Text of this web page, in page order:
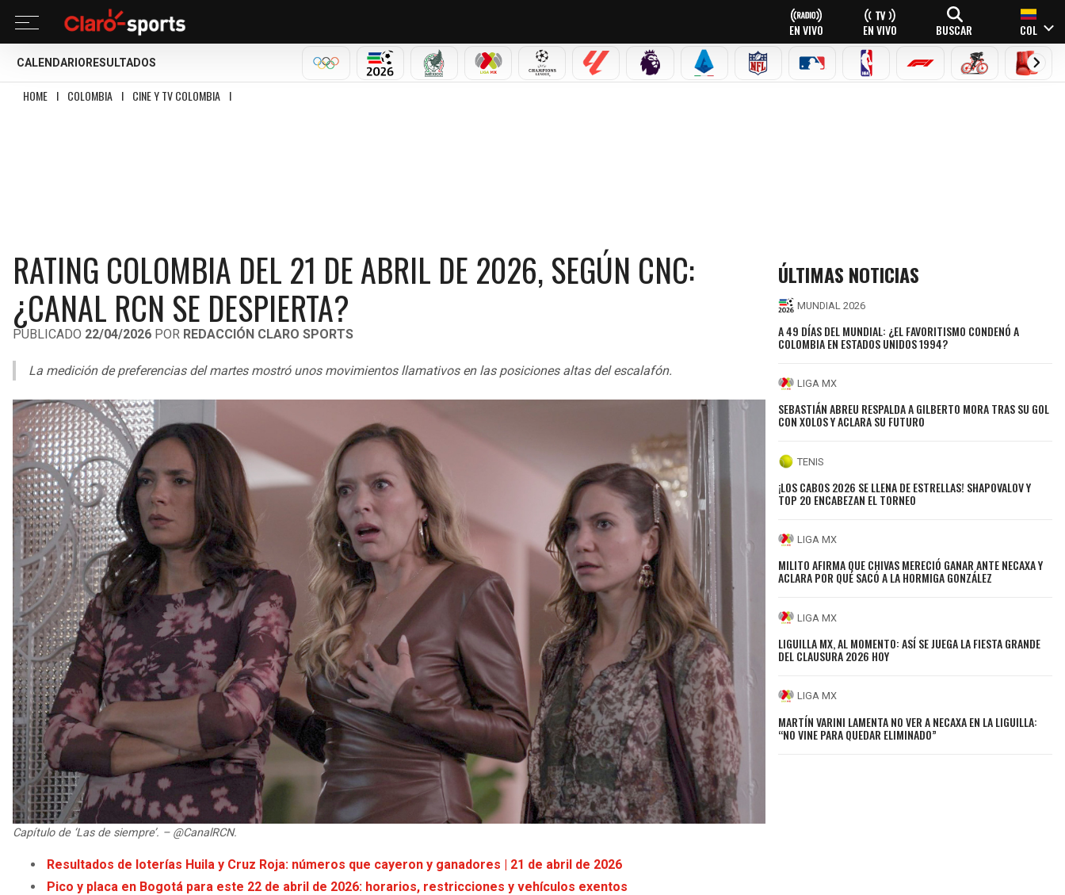
EN VIVO EN VIVO BUSCAR COL
CALENDARIO RESULTADOS
OLÍMPICOSMUNDIAL 2026SELECCIÓN MEXICANA
LIGA MX CHAMPIONS LEAGUE
LALIGA PREMIER LEAGUE
SERIE A NFL MLB NBA FÓRMULA 1CICLISMOBOXEO
HOME I COLOMBIA I CINE Y TV COLOMBIA I
RATING COLOMBIA DEL 21 DE ABRIL DE 2026, SEGÚN CNC:
¿CANAL RCN SE DESPIERTA?
PUBLICADO 22/04/2026 POR REDACCIÓN CLARO SPORTS
La medición de preferencias del martes mostró unos movimientos llamativos en las posiciones altas del escalafón.
Capítulo de ‘Las de siempre’. – @CanalRCN.
Resultados de loterías Huila y Cruz Roja: números que cayeron y ganadores | 21 de abril de 2026
Pico y placa en Bogotá para este 22 de abril de 2026: horarios, restricciones y vehículos exentos
ÚLTIMAS NOTICIAS
MUNDIAL 2026
A 49 DÍAS DEL MUNDIAL: ¿EL FAVORITISMO CONDENÓ A
COLOMBIA EN ESTADOS UNIDOS 1994?
LIGA MX
SEBASTIÁN ABREU RESPALDA A GILBERTO MORA TRAS SU GOL
CON XOLOS Y ACLARA SU FUTURO
TENIS
¡LOS CABOS 2026 SE LLENA DE ESTRELLAS! SHAPOVALOV Y
TOP 20 ENCABEZAN EL TORNEO
LIGA MX
MILITO AFIRMA QUE CHIVAS MERECIÓ GANAR ANTE NECAXA Y
ACLARA POR QUÉ SACÓ A LA HORMIGA GONZÁLEZ
LIGA MX
LIGUILLA MX, AL MOMENTO: ASÍ SE JUEGA LA FIESTA GRANDE
DEL CLAUSURA 2026 HOY
LIGA MX
MARTÍN VARINI LAMENTA NO VER A NECAXA EN LA LIGUILLA:
“NO VINE PARA QUEDAR ELIMINADO”